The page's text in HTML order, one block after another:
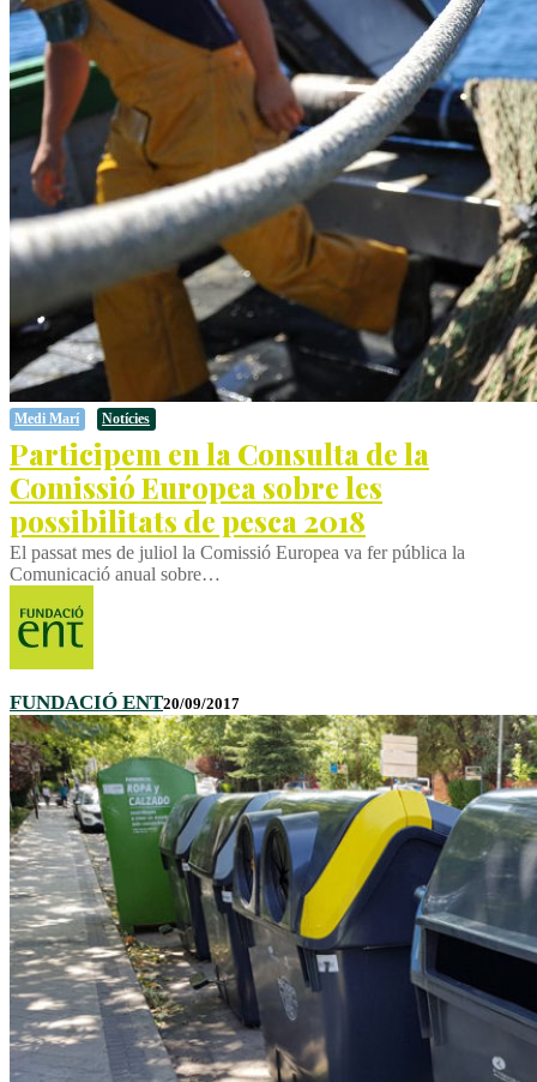
Medi Marí Notícies
Participem en la Consulta de la
Comissió Europea sobre les
possibilitats de pesca 2018
El passat mes de juliol la Comissió Europea va fer pública la
Comunicació anual sobre…
FUNDACIÓ ENT20/09/2017